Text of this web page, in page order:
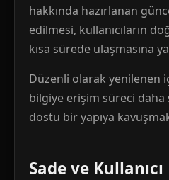
hakkında hazırlanan
edilmesi, kullanıcıların
kısa sürede ulaşmasına
Düzenli olarak yenilenen
bilgiye erişim süreci daha
dostu bir yapıya
Sade ve